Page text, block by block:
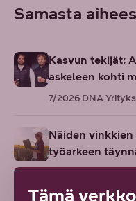
Samasta
Kasvun tekijät:
askeleen kohti
7/2026 DNA
Näiden
työarkeen
Tämä